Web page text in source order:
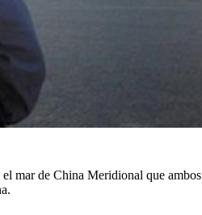
mar de China Meridional que ambos